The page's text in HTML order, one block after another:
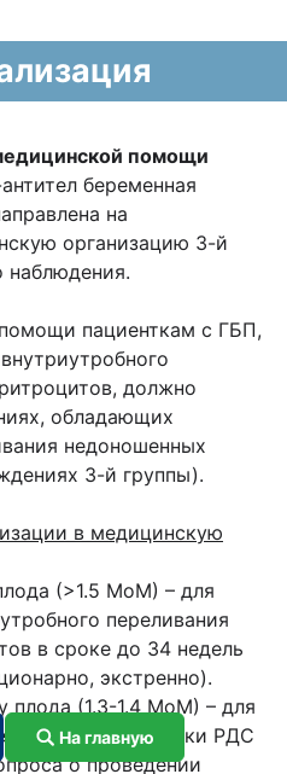
помощи
беременная
на
организацию 3-й
наблюдения.
пациенткам с ГБП,
должно
обладающих
недоношенных
3-й группы).
в медицинскую
(>1.5 МоМ) – для
переливания
в сроке до 34 недель
экстренно).
плода (1.3-1.4 МоМ) – для
профилактики РДС
о проведении
На главную